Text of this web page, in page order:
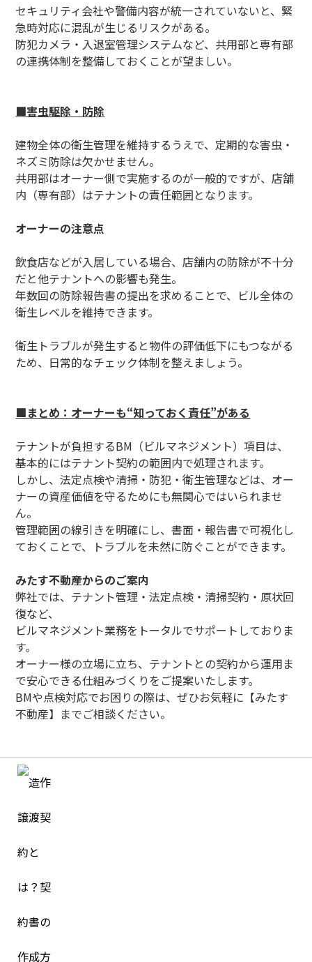
セキュリティ会社や警備内容が統一されていないと、緊
急時対応に混乱が生じるリスクがある。
防犯カメラ・入退室管理システムなど、共用部と専有部
の連携体制を整備しておくことが望ましい。
■害虫駆除・防除
建物全体の衛生管理を維持するうえで、定期的な害虫・
ネズミ防除は欠かせません。
共用部はオーナー側で実施するのが一般的ですが、店舗
内（専有部）はテナントの責任範囲となります。
オーナーの注意点
飲食店などが入居している場合、店舗内の防除が不十分
だと他テナントへの影響も発生。
年数回の防除報告書の提出を求めることで、ビル全体の
衛生レベルを維持できます。
衛生トラブルが発生すると物件の評価低下にもつながる
ため、日常的なチェック体制を整えましょう。
■まとめ：オーナーも“知っておく責任”がある
テナントが負担するBM（ビルマネジメント）項目は、
基本的にはテナント契約の範囲内で処理されます。
しかし、法定点検や清掃・防犯・衛生管理などは、オー
ナーの資産価値を守るためにも無関心ではいられませ
ん。
管理範囲の線引きを明確にし、書面・報告書で可視化し
ておくことで、トラブルを未然に防ぐことができます。
みたす不動産からのご案内
弊社では、テナント管理・法定点検・清掃契約・原状回
復など、
ビルマネジメント業務をトータルでサポートしておりま
す。
オーナー様の立場に立ち、テナントとの契約から運用ま
で安心できる仕組みづくりをご提案いたします。
BMや点検対応でお困りの際は、ぜひお気軽に【みたす
不動産】までご相談ください。